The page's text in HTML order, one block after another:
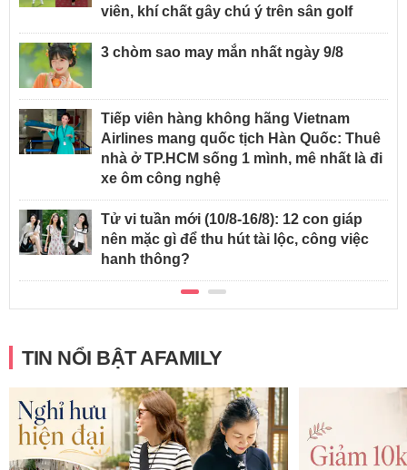
viên, khí chất gây chú ý trên sân golf
3 chòm sao may mắn nhất ngày 9/8
Tiếp viên hàng không hãng Vietnam
Airlines mang quốc tịch Hàn Quốc: Thuê
nhà ở TP.HCM sống 1 mình, mê nhất là đi
xe ôm công nghệ
Tử vi tuần mới (10/8-16/8): 12 con giáp
nên mặc gì để thu hút tài lộc, công việc
hanh thông?
TIN NỔI BẬT AFAMILY